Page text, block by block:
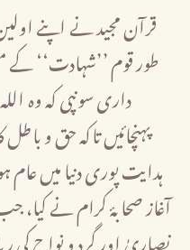
طور قوم ’’شہادت‘‘ کے
داری سونپی کہ وہ
پہنچائیں تاکہ حق و
ہدایت پوری دنیا میں
آغاز صحابۂ کرام نے
نصاریٰ اور گرد و نواح کی